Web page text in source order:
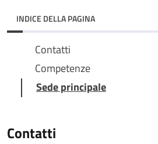
INDICE DELLA PAGINA
Contatti
Competenze
Sede principale
Contatti